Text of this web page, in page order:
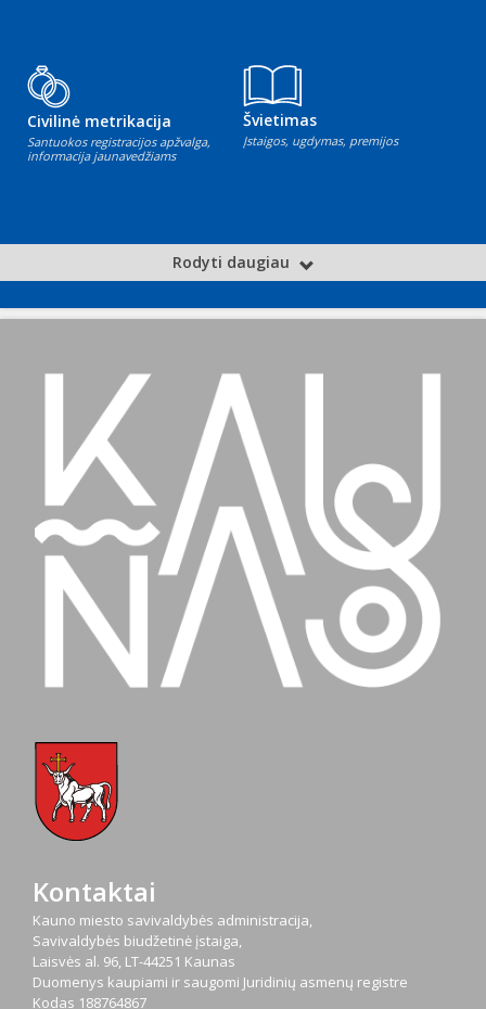
Civilinė metrikacija
Santuokos registracijos apžvalga,
informacija jaunavedžiams
Švietimas
Įstaigos, ugdymas, premijos
Rodyti daugiau
Kontaktai
Kauno miesto savivaldybės administracija,
Savivaldybės biudžetinė įstaiga,
Laisvės al. 96, LT-44251 Kaunas
Duomenys kaupiami ir saugomi Juridinių asmenų registre
Kodas 188764867